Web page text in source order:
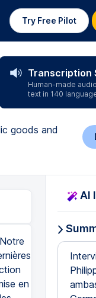
Try Free Pilot
Transcription
Human-made
text in 140
goods and
en
AI